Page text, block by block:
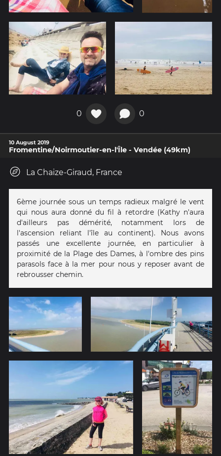
0 0
10 August 2019
Fromentine/Noirmoutier-en-l'Île - Vendée (49km)
La Chaize-Giraud, France
6ème journée sous un temps radieux malgré le vent
qui nous aura donné du fil à retordre (Kathy n'aura
d'ailleurs pas démérité, notamment lors de
l'ascension reliant l'île au continent). Nous avons
passés une excellente journée, en particulier à
proximité de la Plage des Dames, à l'ombre des pins
parasols face à la mer pour nous y reposer avant de
rebrousser chemin.